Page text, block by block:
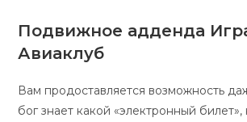
Подвижное адденда
Авиаклуб
Вам продоставляется возможность
бог знает какой «электронный